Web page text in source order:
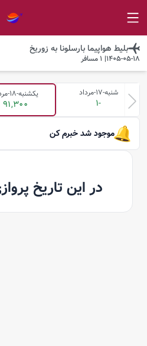
بلیط هواپیما بارسلونا به زوریخ
1405-05-18
|
1مسافر
شنبه-17-مرداد
-1
یکشنبه-18-مرداد
91,300
موجود شد خبرم کن
در این تاریخ